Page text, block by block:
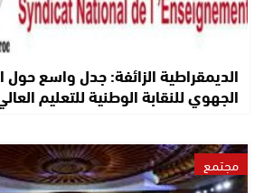
الديمقراطية الزائفة: جدل واسع حول
الجهوي للنقابة الوطنية للتعليم
مجتمع